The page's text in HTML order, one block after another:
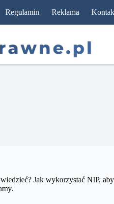
Regulamin Reklama
Jak wykorzystać NIP,